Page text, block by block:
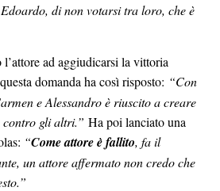
di non votarsi tra loro, che è
ad aggiudicarsi la vittoria
domanda ha così risposto: “Con
e Alessandro è riuscito a creare
contro gli altri.” Ha poi lanciato una
“Come attore è fallito, fa il
un attore affermato non credo che